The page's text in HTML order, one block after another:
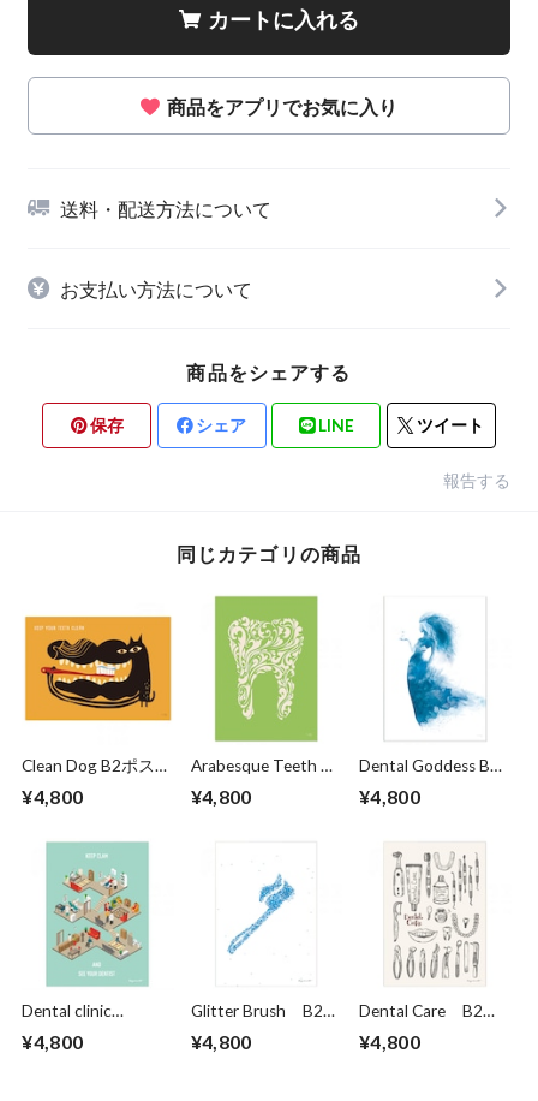
カートに入れる
商品をアプリでお気に入り
送料・配送方法について
お支払い方法について
商品をシェアする
保存 シェア LINE ツイート
報告する
同じカテゴリの商品
Clean Dog B2ポスタ
¥4,800
Arabesque Teeth B2
¥4,800
Dental Goddess B2
¥4,800
Dental clinic
ター
¥4,800
Glitter Brush B2ポ
¥4,800
Dental Care B2ポ
¥4,800